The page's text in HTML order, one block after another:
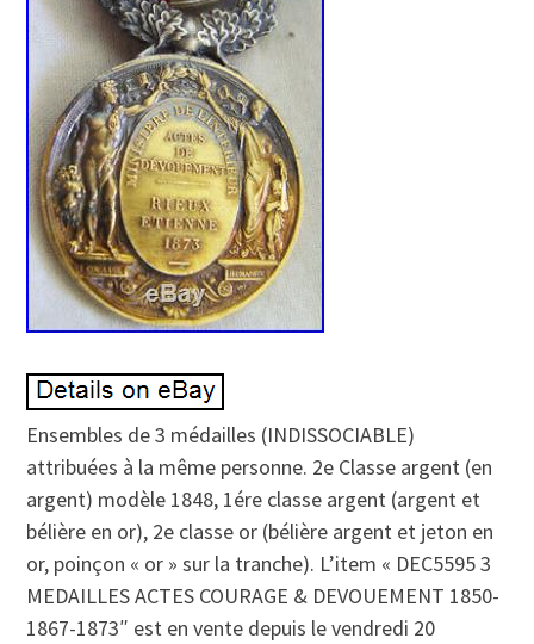
Ensembles de 3 médailles (INDISSOCIABLE)
attribuées à la même personne. 2e Classe argent (en
argent) modèle 1848, 1ére classe argent (argent et
bélière en or), 2e classe or (bélière argent et jeton en
or, poinçon « or » sur la tranche). L’item « DEC5595 3
MEDAILLES ACTES COURAGE & DEVOUEMENT 1850-
1867-1873″ est en vente depuis le vendredi 20